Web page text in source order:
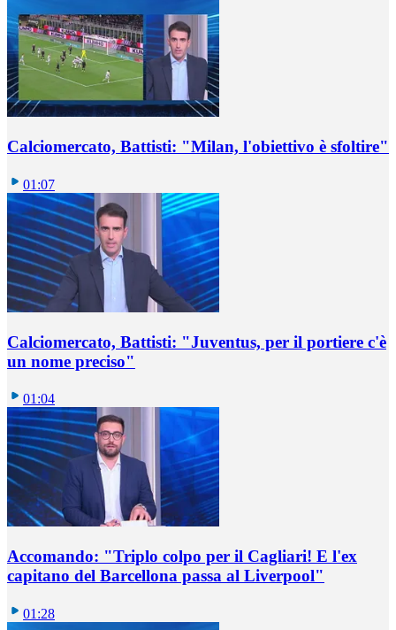
Calciomercato, Battisti: "Milan, l'obiettivo è sfoltire"
01:07
Calciomercato, Battisti: "Juventus, per il portiere c'è
un nome preciso"
01:04
Accomando: "Triplo colpo per il Cagliari! E l'ex
capitano del Barcellona passa al Liverpool"
01:28